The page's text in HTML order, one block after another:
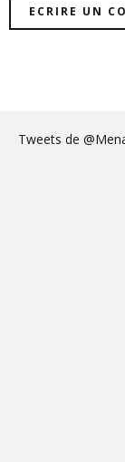
Tweets de